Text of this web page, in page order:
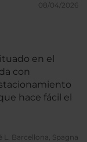
08/04/2026
en el
con
hace fácil el
L. Barcellona, Spagna